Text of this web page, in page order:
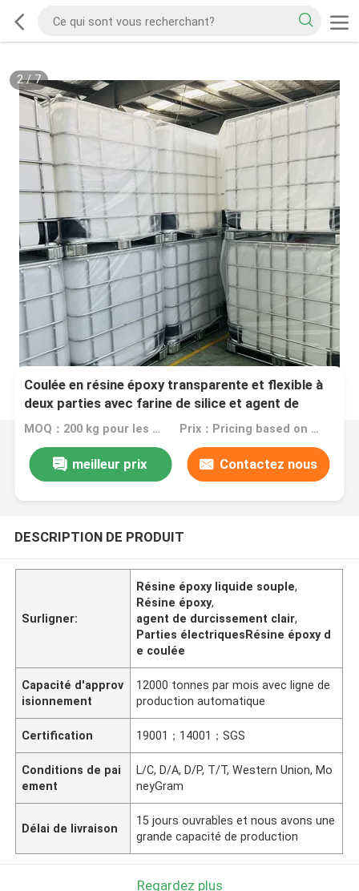
2/7
Coulée en résine époxy transparente et flexible à
deux parties avec farine de silice et agent de
durcissement
MOQ：200 kg pour les échantillons et la quantité de commande en vrac est la bienvenue Prix：Pricing based on different products and as per the marketing competitive price will provided
meilleur prix Contactez nous
DESCRIPTION DE PRODUIT
Surligner:
Résine époxy liquide souple,
Résine époxy,
agent de durcissement clair,
Parties électriquesRésine époxy d
e coulée
Capacité d'approv
isionnement
12000 tonnes par mois avec ligne de
production automatique
Certification 19001；14001；SGS
Conditions de pai
ement
L/C, D/A, D/P, T/T, Western Union, Mo
neyGram
Délai de livraison
15 jours ouvrables et nous avons une
grande capacité de production
Regardez plus